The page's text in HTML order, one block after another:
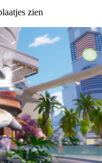
zien